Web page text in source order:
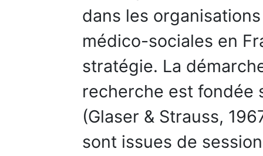
dans les
médico-sociales en
stratégie. La
recherche est fondée
(Glaser & Strauss,
sont issues de